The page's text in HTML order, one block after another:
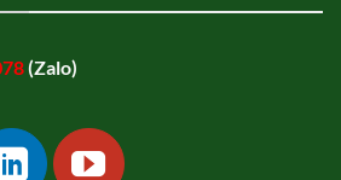
(Zalo)